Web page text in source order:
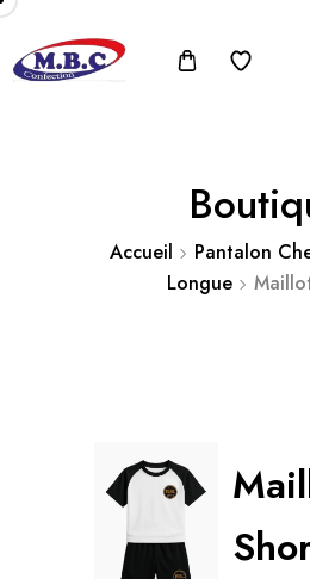
Accueil
Pantalon
Longue